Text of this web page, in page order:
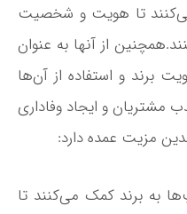
تا هویت و شخصیت
از آنها به عنوان
برند و استفاده از آن‌ها
مشتریان و ایجاد وفاداری
مزیت عمده دارد:
به برند کمک می‌کنند تا